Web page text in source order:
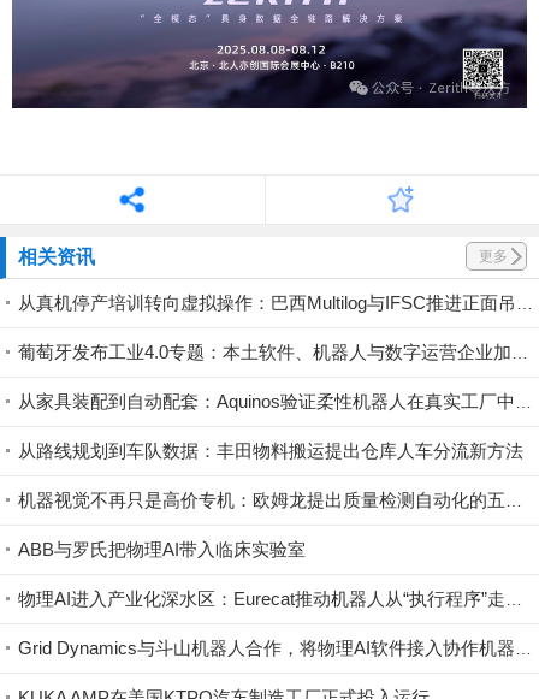
相关资讯 更多
从真机停产培训转向虚拟操作：巴西Multilog与IFSC推进正面吊模拟器人才培养
葡萄牙发布工业4.0专题：本土软件、机器人与数字运营企业加速形成出口型技术集群
从家具装配到自动配套：Aquinos验证柔性机器人在真实工厂中的应用
从路线规划到车队数据：丰田物料搬运提出仓库人车分流新方法
机器视觉不再只是高价专机：欧姆龙提出质量检测自动化的五步评估路径
ABB与罗氏把物理AI带入临床实验室
物理AI进入产业化深水区：Eurecat推动机器人从“执行程序”走向自主学习
Grid Dynamics与斗山机器人合作，将物理AI软件接入协作机器人